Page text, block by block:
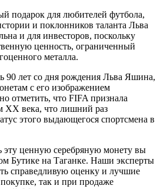
подарок для любителей футбола,
и поклонников таланта Льва
и для инвесторов, поскольку
ценность, ограниченный
металла.
90 лет со дня рождения Льва Яшина,
с его изображением
отметить, что FIFA признала
века, что лишний раз
этого выдающегося спортсмена в
эту ценную серебряную монету вы
Бутике на Таганке. Наши эксперты
справедливую оценку и лучшие
так и при продаже